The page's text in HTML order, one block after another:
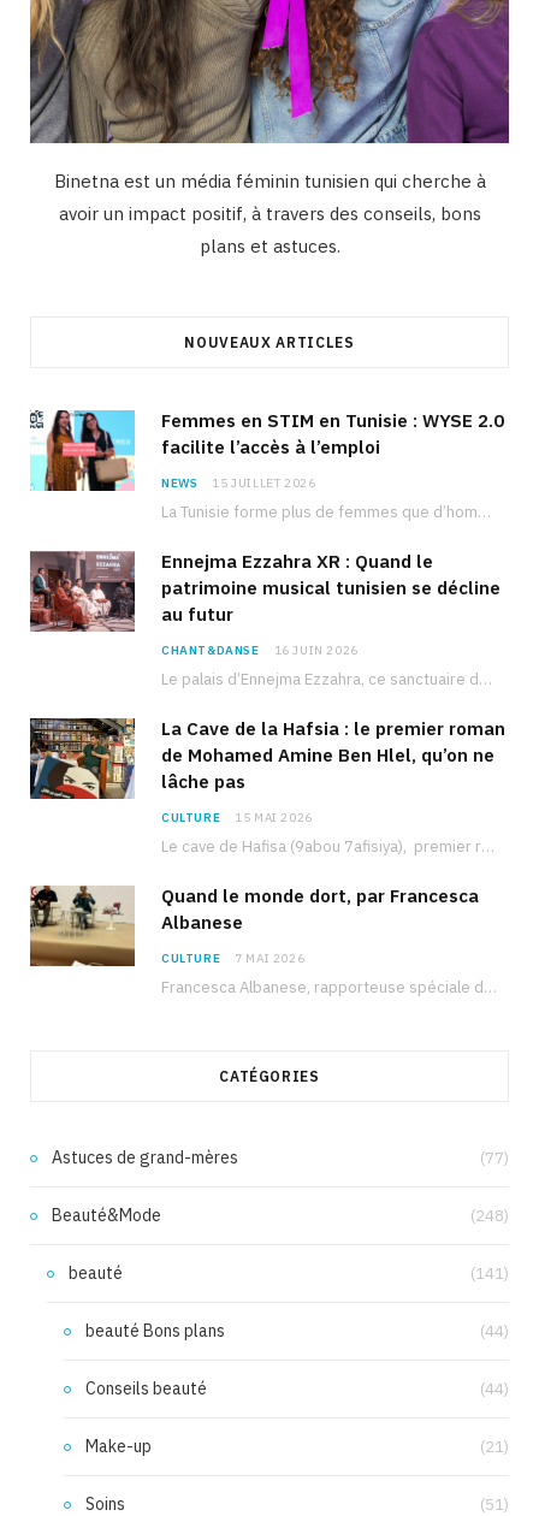
Binetna est un média féminin tunisien qui cherche à
avoir un impact positif, à travers des conseils, bons
plans et astuces.
NOUVEAUX ARTICLES
Femmes en STIM en Tunisie : WYSE 2.0
facilite l’accès à l’emploi
NEWS 15 JUILLET 2026
La Tunisie forme plus de femmes que d’hommes dans les filières scientifiques. Pourtant, pour beaucoup…
Ennejma Ezzahra XR : Quand le
patrimoine musical tunisien se décline
au futur
CHANT&DANSE 16 JUIN 2026
Le palais d’Ennejma Ezzahra, ce sanctuaire de la musique tunisienne et méditerranéenne construit par le…
La Cave de la Hafsia : le premier roman
de Mohamed Amine Ben Hlel, qu’on ne
lâche pas
CULTURE 15 MAI 2026
Le cave de Hafisa (9abou 7afisiya), premier roman du journaliste tunisien Mohamed Amine Ben Hlel,…
Quand le monde dort, par Francesca
Albanese
CULTURE 7 MAI 2026
Francesca Albanese, rapporteuse spéciale de l’ONU sur les territoires palestiniens occupés, était à Tunis pour…
CATÉGORIES
Astuces de grand-mères (77)
Beauté&Mode (248)
beauté (141)
beauté Bons plans (44)
Conseils beauté (44)
Make-up (21)
Soins (51)